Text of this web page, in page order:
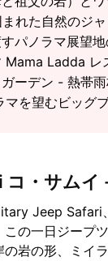
れた自然のジャ
パノラマ展望地
Ladda レ
ーデン - 熱帯
を望むビッグ
・サム
Jeep
の一日ジープ
岩の形、ミイ